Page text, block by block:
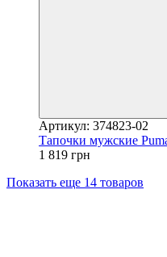
Артикул: 374823-02
Тапочки мужские
1 819 грн
Показать еще 14 товаров